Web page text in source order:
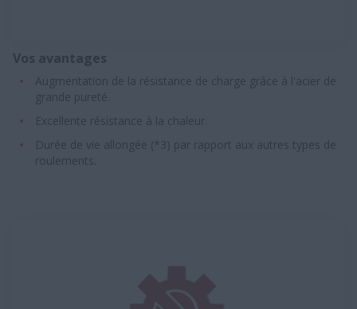
Vos avantages
Augmentation de la résistance de charge grâce à l'acier de
grande pureté.
Excellente résistance à la chaleur.
Durée de vie allongée (*3) par rapport aux autres types de
roulements.